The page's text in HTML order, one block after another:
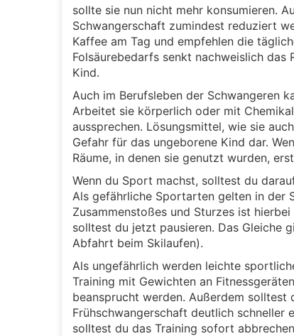
sollte sie nun nicht mehr konsumieren.
Schwangerschaft zumindest reduziert
Kaffee am Tag und empfehlen die
Folsäurebedarfs senkt nachweislich das
Kind.
Auch im Berufsleben der Schwangeren
Arbeitet sie körperlich oder mit
aussprechen. Lösungsmittel, wie sie
Gefahr für das ungeborene Kind dar.
Räume, in denen sie genutzt wurden,
Wenn du Sport machst, solltest du
Als gefährliche Sportarten gelten in der
Zusammenstoßes und Sturzes ist
solltest du jetzt pausieren. Das Gleiche
Abfahrt beim Skilaufen).
Als ungefährlich werden leichte
Training mit Gewichten an
beansprucht werden. Außerdem
Frühschwangerschaft deutlich schneller
solltest du das Training sofort